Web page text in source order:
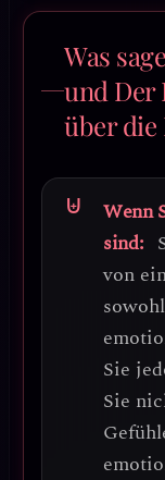
Was
und Der
über die
Wenn
sind:
von
Sie
Sie